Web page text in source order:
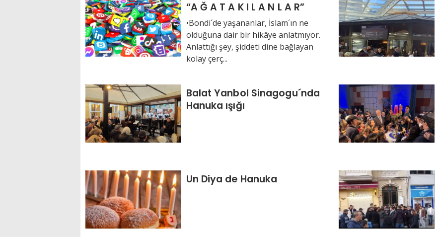
“A Ğ A T A K I L A N L A R”
•Bondi´de yaşananlar, İslam´ın ne
olduğuna dair bir hikâye anlatmıyor.
Anlattığı şey, şiddeti dine bağlayan
kolay çerç...
Balat Yanbol Sinagogu´nda
Hanuka ışığı
Un Diya de Hanuka